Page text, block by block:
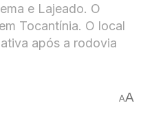
e Lajeado. O
Tocantínia. O local
após a rodovia
AA